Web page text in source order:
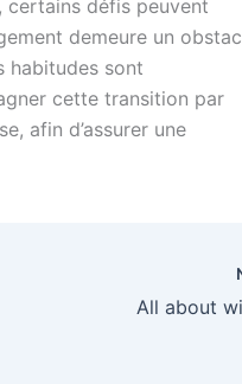
certains défis peuvent
demeure un
habitudes sont
cette transition par
afin d’assurer une
All about